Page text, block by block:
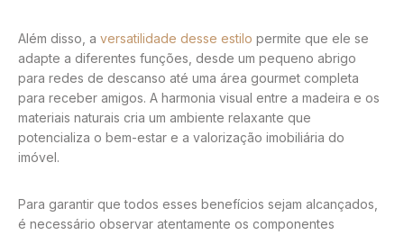
Além disso, a versatilidade desse estilo permite que ele se
adapte a diferentes funções, desde um pequeno abrigo
para redes de descanso até uma área gourmet completa
para receber amigos. A harmonia visual entre a madeira e os
materiais naturais cria um ambiente relaxante que
potencializa o bem-estar e a valorização imobiliária do
imóvel.
Para garantir que todos esses benefícios sejam alcançados,
é necessário observar atentamente os componentes